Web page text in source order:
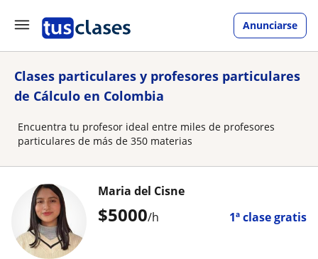
Anunciarse
Clases particulares y profesores particulares
de Cálculo en Colombia
Encuentra tu profesor ideal entre miles de profesores
particulares de más de 350 materias
$5000/h 1ª clase gratis
Maria del Cisne